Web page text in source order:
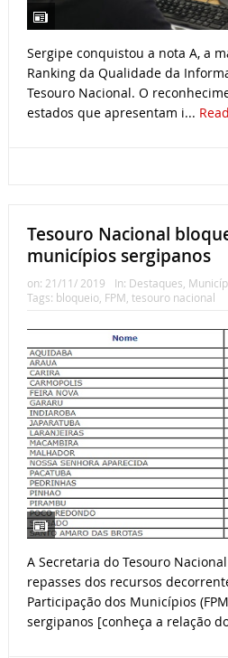
Sergipe conquistou a nota A, a
Ranking da Qualidade da
Tesouro Nacional. O
estados que apresentam i...
Tesouro Nacional
municípios sergipanos
on: 21/11/ 2019 In: Destaques
Tags: bloqueio, FPM tesouro nacional
A Secretaria do Tesouro
repasses dos recursos
Participação dos Municípios
sergipanos [conheça a relação